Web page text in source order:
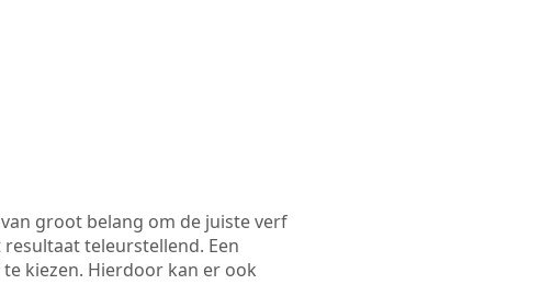
groot belang om de juiste verf
teleurstellend. Een
kiezen. Hierdoor kan er ook